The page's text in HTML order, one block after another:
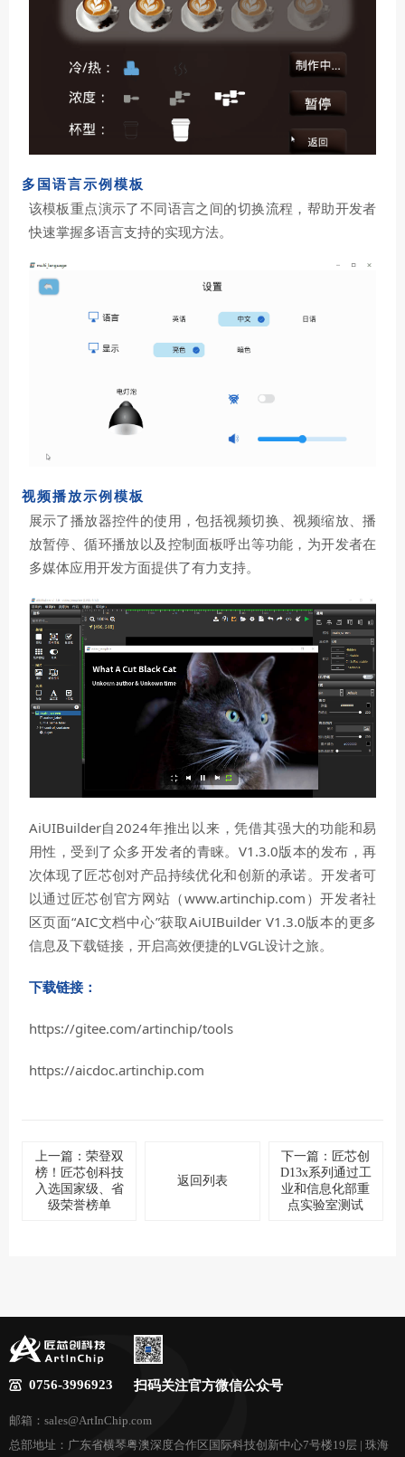
多国语言示例模板
该模板重点演示了不同语言之间的切换流程，帮助开发者
快速掌握多语言支持的实现方法。
视频播放示例模板
展示了播放器控件的使用，包括视频切换、视频缩放、播
放暂停、循环播放以及控制面板呼出等功能，为开发者在
多媒体应用开发方面提供了有力支持。
AiUIBuilder自2024年推出以来，凭借其强大的功能和易
用性，受到了众多开发者的青睐。V1.3.0版本的发布，再
次体现了匠芯创对产品持续优化和创新的承诺。开发者可
以通过匠芯创官方网站（www.artinchip.com）开发者社
区页面“AIC文档中心”获取AiUIBuilder V1.3.0版本的更多
信息及下载链接，开启高效便捷的LVGL设计之旅。
下载链接：
https://gitee.com/artinchip/tools
https://aicdoc.artinchip.com
上一篇：荣登双
榜！匠芯创科技
入选国家级、省
级荣誉榜单
返回列表
下一篇：匠芯创
D13x系列通过工
业和信息化部重
点实验室测试
0756-3996923 扫码关注官方微信公众号
邮箱：sales@ArtInChip.com
总部地址：广东省横琴粤澳深度合作区国际科技创新中心7号楼19层 | 珠海